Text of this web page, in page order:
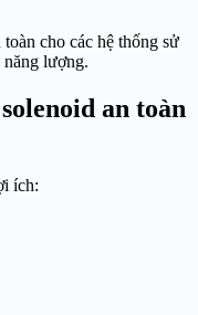
cho các hệ thống sử
năng lượng.
an toàn
ích: